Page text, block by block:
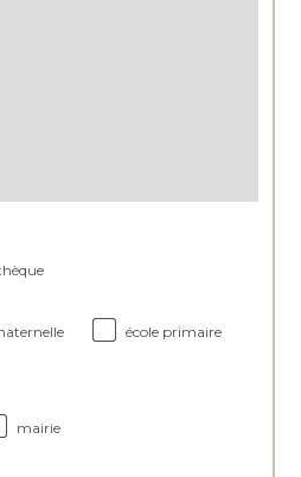
école primaire
mairie